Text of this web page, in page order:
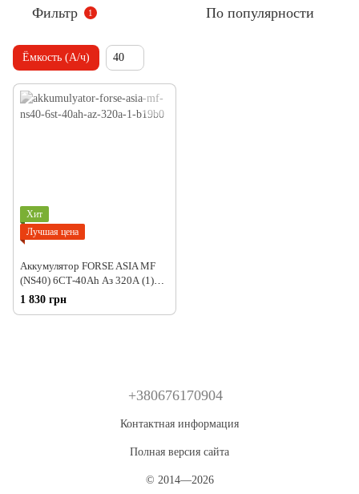
Фильтр 1 По популярности
Ёмкость (А/ч) 40
Хит
Лучшая цена
Аккумулятор FORSE ASIA MF
(NS40) 6СТ-40Ah Аз 320А (1)
(B19+B0)
1 830 грн
+380676170904
Контактная информация
Полная версия сайта
© 2014—2026